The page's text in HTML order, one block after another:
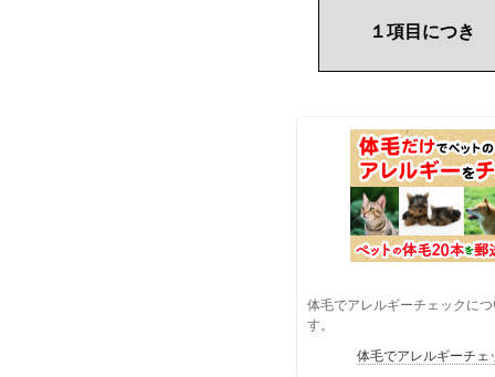
１項目につき
体毛でアレルギーチェックに
す。
体毛でアレルギーチェ